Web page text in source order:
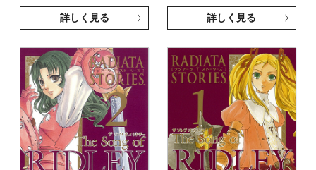
詳しく見る 詳しく見る